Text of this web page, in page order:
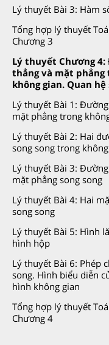
Lý thuyết Bài 3: Hàm
Tổng hợp lý thuyết
Chương 3
Lý thuyết Chương 4:
thẳng và mặt phẳng
không gian. Quan hệ
Lý thuyết Bài 1:
mặt phẳng trong
Lý thuyết Bài 2: Hai
song song trong
Lý thuyết Bài 3:
mặt phẳng song song
Lý thuyết Bài 4: Hai
song song
Lý thuyết Bài 5: Hình
hình hộp
Lý thuyết Bài 6: Phép
song. Hình biểu diễn
hình không gian
Tổng hợp lý thuyết
Chương 4